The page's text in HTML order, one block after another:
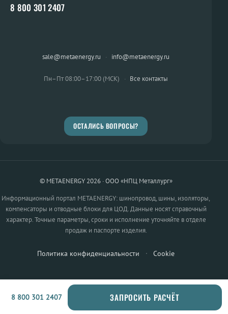
8 800 301 2407
sale@metaenergy.ru · info@metaenergy.ru
Пн–Пт 08:00–17:00 (МСК) · Все контакты
ОСТАЛИСЬ ВОПРОСЫ?
© METAENERGY 2026 · ООО «НПЦ Металлург»
Информационный портал METAENERGY: шинопровод, шины, изоляторы,
компенсаторы и отводные блоки для ЦОД. Данные носят справочный
характер. Точные параметры, сроки и исполнение уточняйте в отделе
продаж и паспорте изделия.
Политика конфиденциальности · Cookie
8 800 301 2407 ЗАПРОСИТЬ РАСЧЁТ